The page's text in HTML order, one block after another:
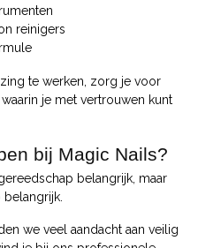
reinigers
te werken, zorg je voor
je met vertrouwen kunt
bij Magic Nails?
belangrijk, maar
we veel aandacht aan veilig